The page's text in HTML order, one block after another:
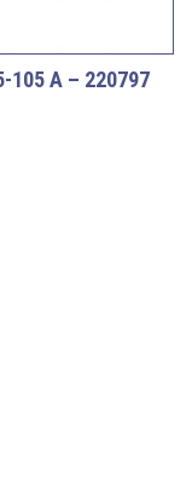
105 A – 220797